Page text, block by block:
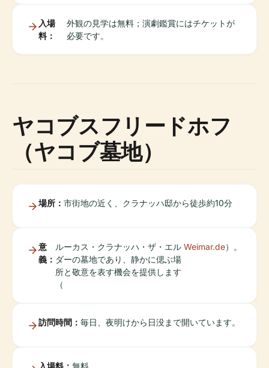
入場
料：
外観の見学は無料；演劇鑑賞にはチケットが
必要です。
ヤコブスフリードホフ
（ヤコブ墓地）
場所： 市街地の近く、クラナッハ邸​​から徒歩約10分
意
義：
ルーカス・クラナッハ・ザ・エル
ダーの墓地であり、静かに偲ぶ場
所と敬意を表す機会を提供します
（
Weimar.de）。
訪問時間： 毎日、夜明けから日没まで開いています。
入場料： 無料。